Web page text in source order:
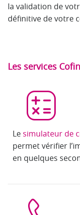
la validation de
définitive de votre
Les services
Lesimulateur de
permet vérifier
en quelques